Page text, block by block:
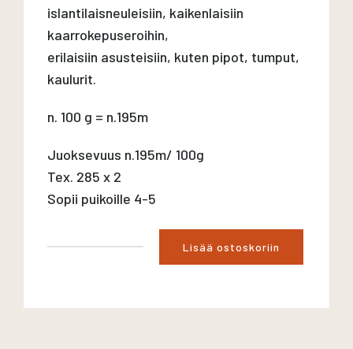
islantilaisneuleisiin, kaikenlaisiin
kaarrokepuseroihin,
erilaisiin asusteisiin, kuten pipot, tumput,
kaulurit.
n. 100 g = n.195m
Juoksevuus n.195m/ 100g
Tex. 285 x 2
Sopii puikoille 4-5
Suomenlampaan
Lisää ostoskoriin